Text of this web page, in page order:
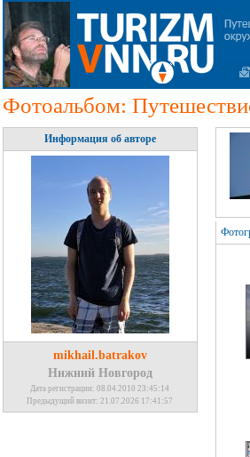
Фотоальбом:
Информация об авторе
mikhail.batrakov
Нижний Новгород
Дата регистрации: 08.04.2010 23:45:14
Предыдущий визит: 21.07.2026 17:41:57